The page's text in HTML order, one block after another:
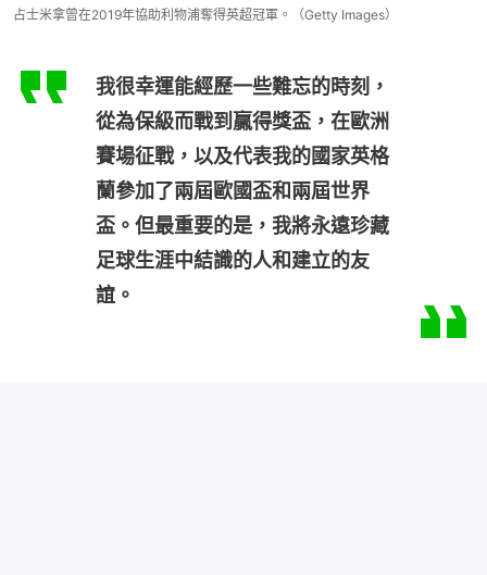
占士米拿曾在2019年協助利物浦奪得英超冠軍。（Getty Images）
我很幸運能經歷一些難忘的時刻，
從為保級而戰到贏得獎盃，在歐洲
賽場征戰，以及代表我的國家英格
蘭參加了兩屆歐國盃和兩屆世界
盃。但最重要的是，我將永遠珍藏
足球生涯中結識的人和建立的友
誼。